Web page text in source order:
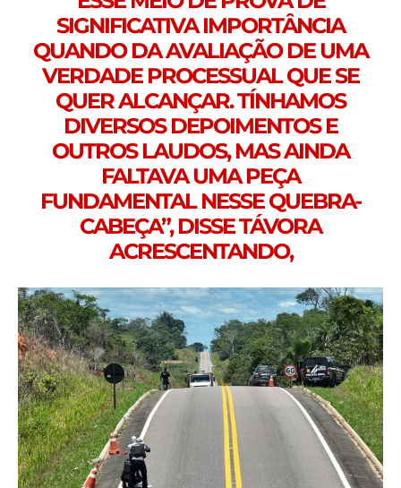
SIGNIFICATIVA IMPORTÂNCIA
QUANDO DA AVALIAÇÃO DE UMA
VERDADE PROCESSUAL QUE SE
QUER ALCANÇAR. TÍNHAMOS
DIVERSOS DEPOIMENTOS E
OUTROS LAUDOS, MAS AINDA
FALTAVA UMA PEÇA
FUNDAMENTAL NESSE QUEBRA-
CABEÇA”, DISSE TÁVORA
ACRESCENTANDO,